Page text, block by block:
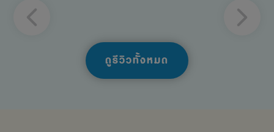
ดูรีวิวทั้งหมด